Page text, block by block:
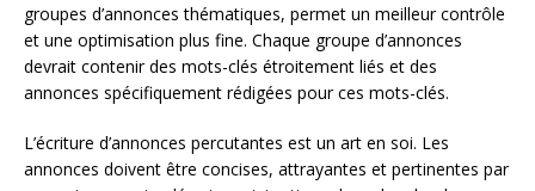
groupes d’annonces thématiques, permet un meilleur contrôle
et une optimisation plus fine. Chaque groupe d’annonces
devrait contenir des mots-clés étroitement liés et des
annonces spécifiquement rédigées pour ces mots-clés.
L’écriture d’annonces percutantes est un art en soi. Les
annonces doivent être concises, attrayantes et pertinentes par